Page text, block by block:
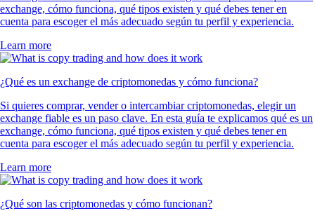
exchange, cómo funciona, qué tipos existen y qué debes tener en
cuenta para escoger el más adecuado según tu perfil y experiencia.
Learn more
¿Qué es un exchange de criptomonedas y cómo funciona?
Si quieres comprar, vender o intercambiar criptomonedas, elegir un
exchange fiable es un paso clave. En esta guía te explicamos qué es un
exchange, cómo funciona, qué tipos existen y qué debes tener en
cuenta para escoger el más adecuado según tu perfil y experiencia.
Learn more
¿Qué son las criptomonedas y cómo funcionan?